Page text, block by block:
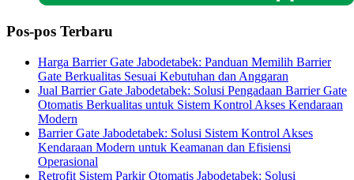
Pos-pos Terbaru
Harga Barrier Gate Jabodetabek: Panduan Memilih Barrier
Gate Berkualitas Sesuai Kebutuhan dan Anggaran
Jual Barrier Gate Jabodetabek: Solusi Pengadaan Barrier Gate
Otomatis Berkualitas untuk Sistem Kontrol Akses Kendaraan
Modern
Barrier Gate Jabodetabek: Solusi Sistem Kontrol Akses
Kendaraan Modern untuk Keamanan dan Efisiensi
Operasional
Retrofit Sistem Parkir Otomatis Jabodetabek: Solusi